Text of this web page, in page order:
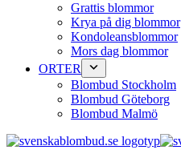
Grattis blommor
Krya på dig blommor
Kondoleansblommor
Mors dag blommor
ORTER
Blombud Stockholm
Blombud Göteborg
Blombud Malmö